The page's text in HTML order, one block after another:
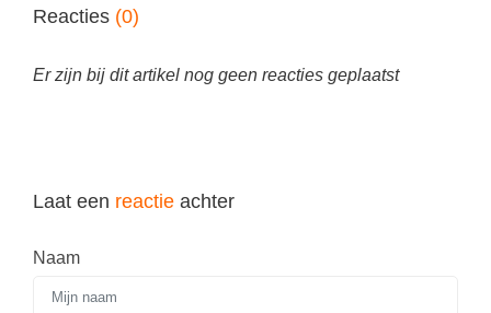
Tweede Wereldoorlog
Docentenplein nieuwsbrief
Nieuwsbrief archief
Reacties (0)
Er zijn bij dit artikel nog geen reacties geplaatst
Laat een reactie achter
Naam